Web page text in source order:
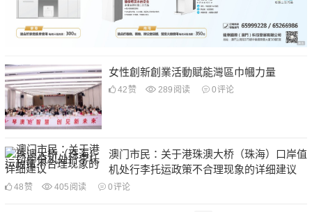
女性創新創業活動賦能灣區巾幗力量
42 赞 289 阅读 0评论
澳门市民：关于港珠澳大桥（珠海）口岸值
机处行李托运政策不合理现象的详细建议
48 赞 405 阅读 0评论